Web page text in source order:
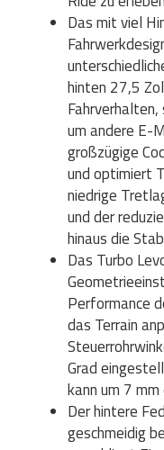
Das mit viel
hinten 27,5
um andere E-
großzügige
und optimiert
niedrige
und der
hinaus die
Das Turbo
Performance
das Terrain
Grad
kann um 7
Der hintere
geschmeidig